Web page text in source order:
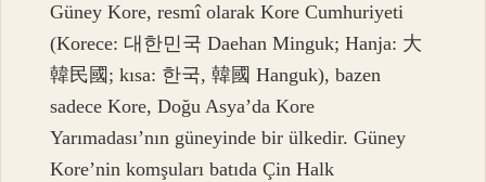
Güney Kore, resmî olarak Kore Cumhuriyeti
(Korece: 대한민국 Daehan Minguk; Hanja: 大
韓民國; kısa: 한국, 韓國 Hanguk), bazen
sadece Kore, Doğu Asya’da Kore
Yarımadası’nın güneyinde bir ülkedir. Güney
Kore’nin komşuları batıda Çin Halk